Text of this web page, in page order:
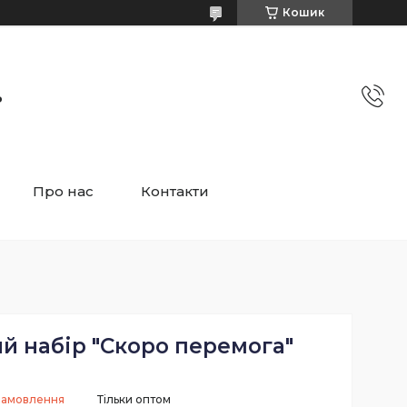
Кошик
Про нас Контакти
набір "Скоро перемога"
Тільки оптом